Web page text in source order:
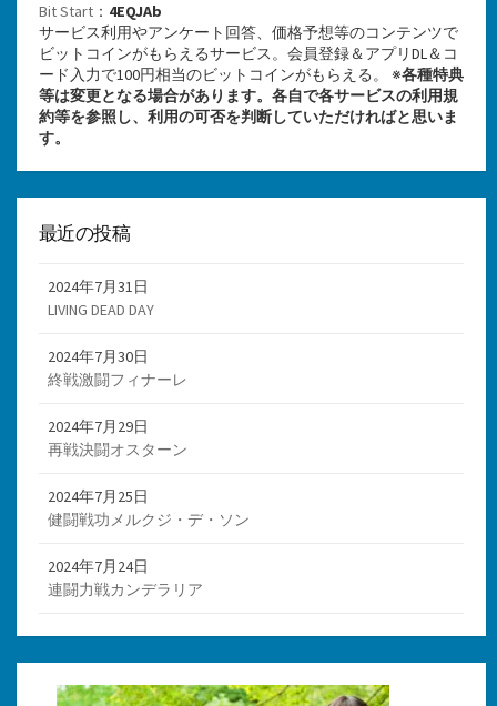
Bit Start ： 4EQJAb
サービス利用やアンケート回答、価格予想等のコンテンツで
ビットコインがもらえるサービス。会員登録＆アプリDL＆コ
ード入力で100円相当のビットコインがもらえる。 ※各種特典
等は変更となる場合があります。各自で各サービスの利用規
約等を参照し、利用の可否を判断していただければと思いま
す。
最近の投稿
2024年7月31日
LIVING DEAD DAY
2024年7月30日
終戦激闘フィナーレ
2024年7月29日
再戦決闘オスターン
2024年7月25日
健闘戦功メルクジ・デ・ソン
2024年7月24日
連闘力戦カンデラリア